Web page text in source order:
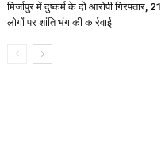
मिर्जापुर में दुष्कर्म के दो आरोपी गिरफ्तार, 21
लोगों पर शांति भंग की कार्रवाई